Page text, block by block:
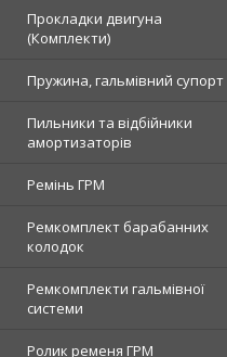
Прокладки двигуна
(Комплекти)
Пружина, гальмівний супорт
Пильники та відбійники
амортизаторів
Ремінь ГРМ
Ремкомплект барабанних
колодок
Ремкомплекти гальмівної
системи
Ролик ременя ГРМ